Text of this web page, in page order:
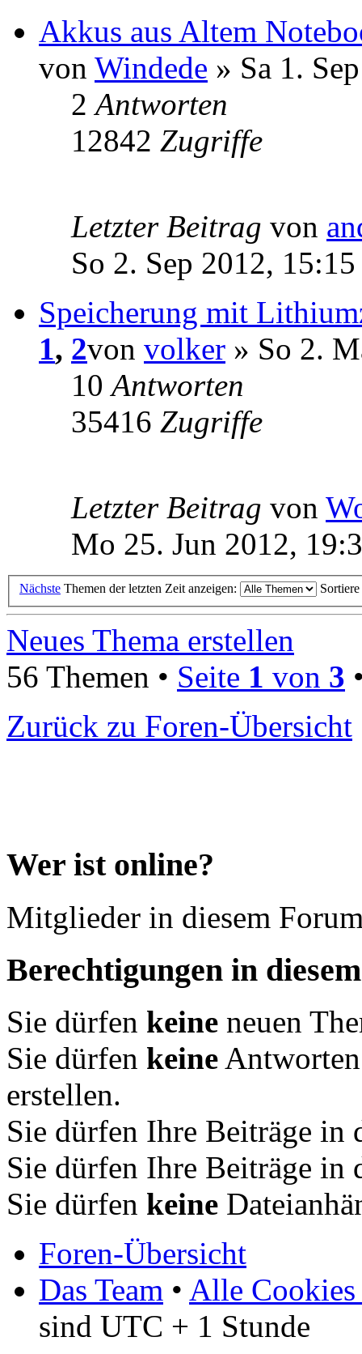
Akkus aus Altem
von Windede » Sa 1.
2Antworten
12842 Zugriffe
Letzter Beitrag von
So 2. Sep 2012, 15:15
Speicherung mit
1, 2von volker » So 2.
10Antworten
35416 Zugriffe
Letzter Beitrag von
Mo 25. Jun 2012,
Nächste Themen der letzten Zeit anzeigen:
Neues Thema erstellen
56 Themen • Seite 1 von 3
Zurück zu Foren-Übersicht
Wer ist online?
Mitglieder in diesem
Berechtigungen in
Sie dürfen keine neuen
Sie dürfen keine
erstellen.
Sie dürfen Ihre Beiträge in
Sie dürfen Ihre Beiträge in
Sie dürfen keine
Foren-Übersicht
Das Team • Alle Cookies
sind UTC + 1 Stunde